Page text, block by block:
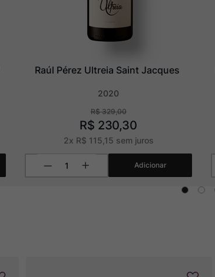
Raúl Pérez Ultreia Saint Jacques
2020
R$ 329,00
R$ 230,30
2x R$ 115 15 sem juros
Adicionar